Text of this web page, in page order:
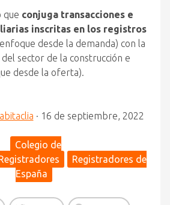
que conjuga transacciones e
inscritas en los registros
desde la demanda) con la
sector de la construcción e
desde la oferta).
· 16 de septiembre, 2022
Colegio de
Registradores de
España